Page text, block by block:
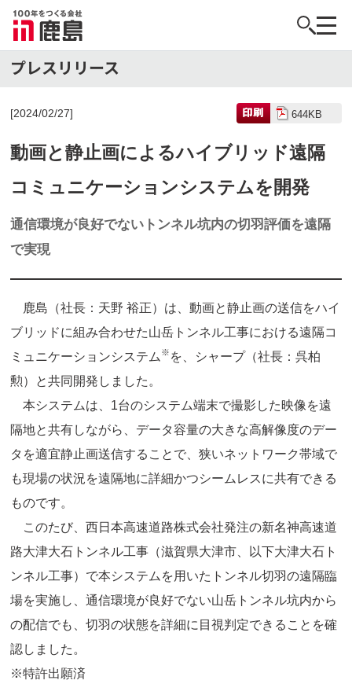
[2024/02/27] 644KB
動画と静止画によるハイブリッド遠隔
コミュニケーションシステムを開発
通信環境が良好でないトンネル坑内の切羽評価を遠隔
で実現
鹿島（社長：天野 裕正）は、動画と静止画の送信をハイ
ブリッドに組み合わせた山岳トンネル工事における遠隔コ
ミュニケーションシステム ※ を、シャープ（社長：呉柏
勲）と共同開発しました。
本システムは、1台のシステム端末で撮影した映像を遠
隔地と共有しながら、データ容量の大きな高解像度のデー
タを適宜静止画送信することで、狭いネットワーク帯域で
も現場の状況を遠隔地に詳細かつシームレスに共有できる
ものです。
このたび、西日本高速道路株式会社発注の新名神高速道
路大津大石トンネル工事（滋賀県大津市、以下大津大石ト
ンネル工事）で本システムを用いたトンネル切羽の遠隔臨
場を実施し、通信環境が良好でない山岳トンネル坑内から
の配信でも、切羽の状態を詳細に目視判定できることを確
認しました。
※特許出願済